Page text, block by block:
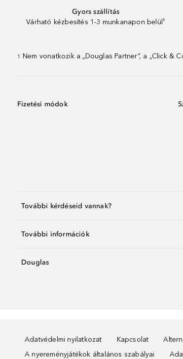
Gyors szállítás
Várható kézbesítés 1-3 munkanapon belül¹
1 Nem vonatkozik a „Douglas Partner”, a „Click &
Fizetési módok
További kérdéseid vannak?
További információk
Douglas
Adatvédelmi nyilatkozat Kapcsolat
A nyereményjátékok általános szabályai